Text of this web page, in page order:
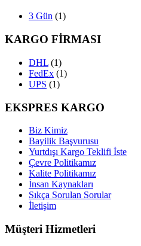
3 Gün (1)
KARGO FİRMASI
DHL (1)
FedEx (1)
UPS (1)
EKSPRES KARGO
Biz Kimiz
Bayilik Başvurusu
Yurtdışı Kargo Teklifi İste
Çevre Politikamız
Kalite Politikamız
İnsan Kaynakları
Sıkça Sorulan Sorular
İletişim
Müşteri Hizmetleri